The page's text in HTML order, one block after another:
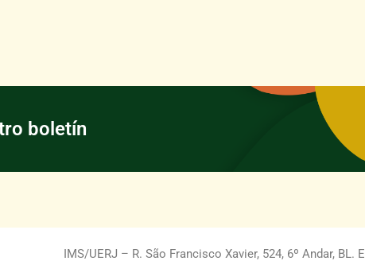
boletín
IMS/UERJ – R. São Francisco Xavier, 524, 6º Andar, BL. E